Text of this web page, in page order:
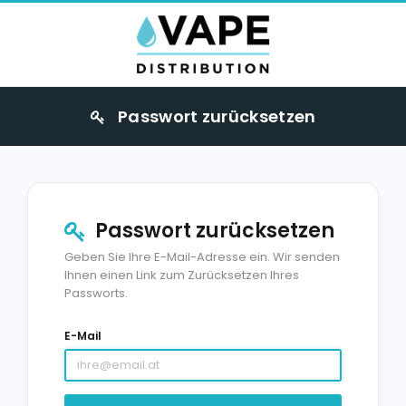
Passwort zurücksetzen
Passwort zurücksetzen
Geben Sie Ihre E-Mail-Adresse ein. Wir senden
Ihnen einen Link zum Zurücksetzen Ihres
Passworts.
E-Mail